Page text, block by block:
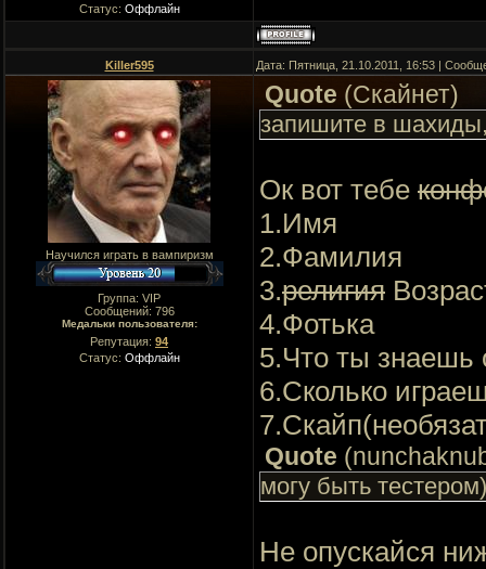
Статус: Оффлайн
Killer595 Дата: Пятница, 21.10.2011, 16:53 |
Научился играть в вампиризм
Группа: VIP
Сообщений: 796
Медальки пользователя:
Репутация: 94
Статус: Оффлайн
Quote (Скайнет)
запишите в
Ок вот тебе
1.Имя
2.Фамилия
3.религия
4.Фотька
5.Что ты знаешь
6.Сколько
Quote (
могу быть тестером)
Не опускайся